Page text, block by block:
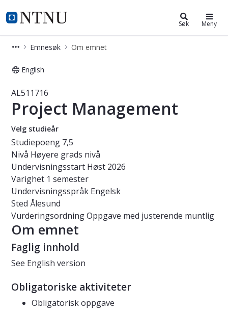
NTNU Hjemmeside
Studier Søk Meny
Emnesøk Om emnet
English
Emne - Project Management -
AL511716
Project Management
Velg studieår
Studiepoeng 7,5
Nivå Høyere grads nivå
Undervisningsstart Høst 2026
Varighet 1 semester
Undervisningsspråk Engelsk
Sted Ålesund
VurderingsordningOppgave med justerende muntlig
Om emnet
Faglig innhold
See English version
Obligatoriske aktiviteter
Obligatorisk oppgave